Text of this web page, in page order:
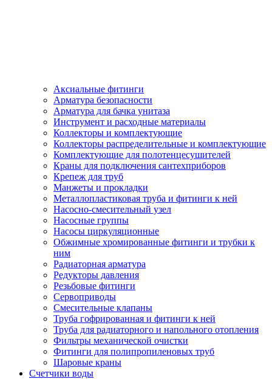
Аксиальные фитинги
Арматура безопасности
Арматура для бачка унитаза
Инструмент и расходные материалы
Коллекторы и комплектующие
Коллекторы распределительные и комплектующие
Комплектующие для полотенцесушителей
Краны для подключения сантехприборов
Крепеж для труб
Манжеты и прокладки
Металлопластиковая труба и фитинги к ней
Насосно-смесительный узел
Насосные группы
Насосы циркуляционные
Обжимные хромированные фитинги и трубки к
ним
Радиаторная арматура
Редукторы давления
Резьбовые фитинги
Сервоприводы
Смесительные клапаны
Труба гофрированная и фитинги к ней
Труба для радиаторного и напольного отопления
Фильтры механической очистки
Фитинги для полипропиленовых труб
Шаровые краны
Счетчики воды